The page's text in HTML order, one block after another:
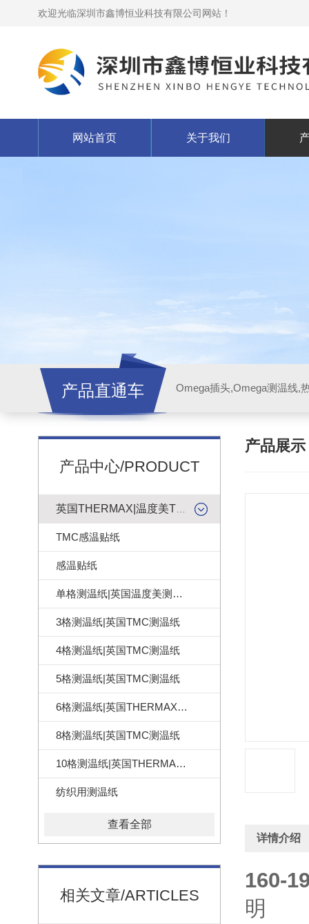
欢迎光临深圳市鑫博恒业科技有限公司网站！
网站首页 关于我们
产品直通车
产品中心/PRODUCT
TMC感温贴纸
感温贴纸
单格测温纸|英国温度美测温纸
3格测温纸|英国TMC测温纸
4格测温纸|英国TMC测温纸
5格测温纸|英国TMC测温纸
6格测温纸|英国THERMAX测温纸
8格测温纸|英国TMC测温纸
10格测温纸|英国THERMAX测温纸
纺织用测温纸
查看全部
相关文章/ARTICLES
产品展示
详情介绍
160-
明